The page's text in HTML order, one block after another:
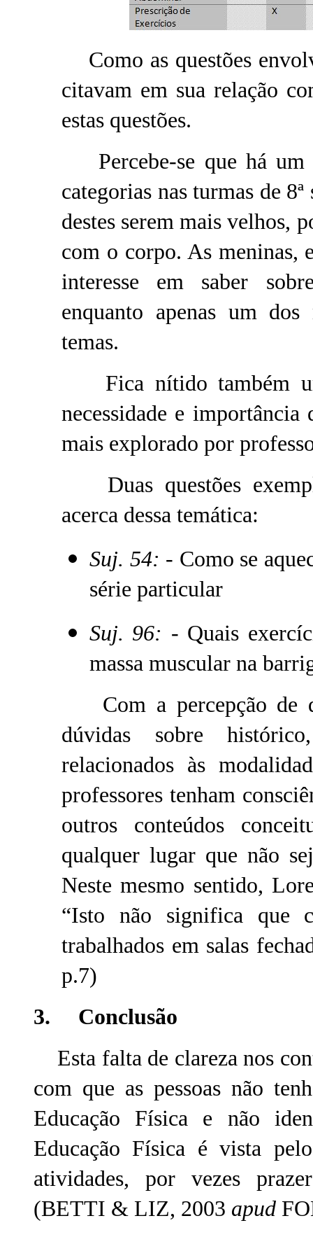
Como as questões
citavam em sua relação
estas questões.
Percebe-se que há um
categorias nas turmas de
destes serem mais velhos,
com o corpo. As meninas,
interesse em saber
enquanto apenas um
temas.
Fica nítido também
necessidade e
mais explorado por
Duas questões
acerca dessa temática:
Suj. 54: - Como se
série particular
Suj. 96: - Quais
massa muscular na
Com a percepção de
dúvidas sobre
relacionados às
professores tenham
outros conteúdos
qualquer lugar que não
Neste mesmo sentido,
“Isto não significa que
trabalhados em salas
p.7)
3. Conclusão
Esta falta de clareza nos
com que as pessoas não
Educação Física e não
Educação Física é vista
atividades, por vezes
(BETTI & LIZ, 2003 apud